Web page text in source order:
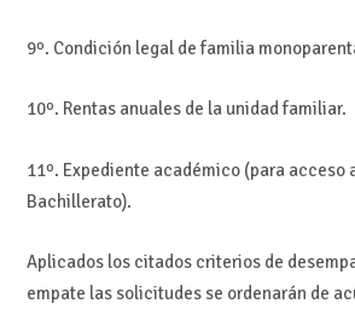
9º. Condición legal de familia
10º. Rentas anuales de la unidad familiar.
11º. Expediente académico (para acceso
Bachillerato).
Aplicados los citados criterios de
empate las solicitudes se ordenarán de